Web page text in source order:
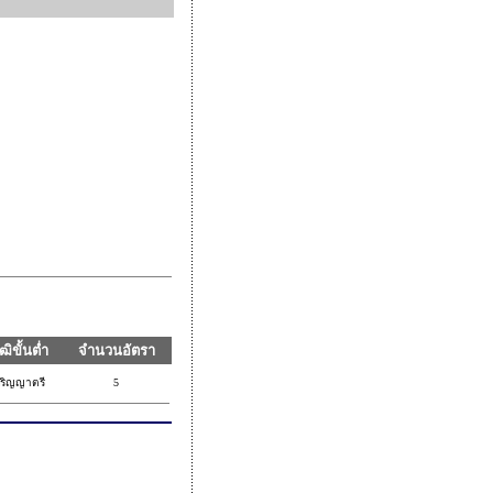
ขั้นต่ำ จำนวนอัตรา
ญญาตรี 5